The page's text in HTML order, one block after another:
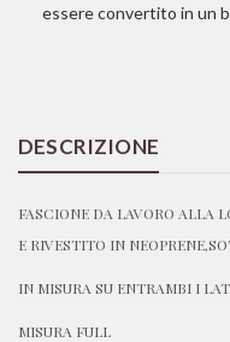
essere convertito in un
DESCRIZIONE
FASCIONE DA LAVORO ALLA
E RIVESTITO IN
IN MISURA SU ENTRAMBI I
MISURA FULL